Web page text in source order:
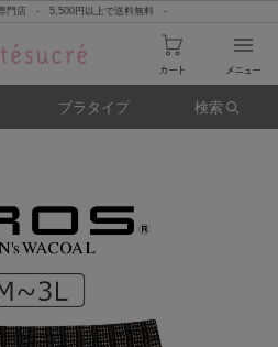
専門店 - 5,500円以上で送料無料 -
ブラタイプ 検索